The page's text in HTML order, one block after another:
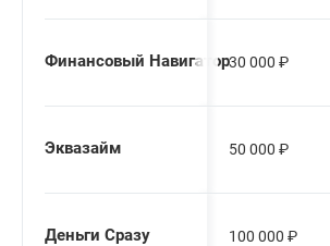
Финансовый Навигатор30 000 ₽
Эквазайм 50 000 ₽
Деньги Сразу 100 000 ₽